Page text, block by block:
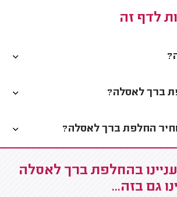
לדף זה
ברך לאסלה?
החלפת ברך לאסלה?
בהחלפת ברך לאסלה
גם בזה...